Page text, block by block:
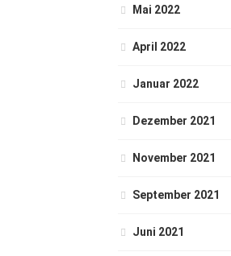
Mai 2022
April 2022
Januar 2022
Dezember 2021
November 2021
September 2021
Juni 2021